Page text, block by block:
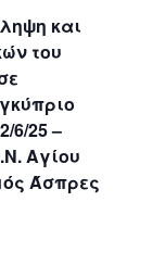
και
του
6/25 –
Αγίου
Άσπρες